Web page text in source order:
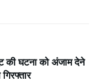
घटना को अंजाम देने